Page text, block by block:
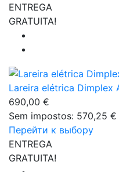
ENTREGA
GRATUITA!
Lareira elétrica Dimplex
690,00 €
Sem impostos: 570,25 €
Перейти к выбору
ENTREGA
GRATUITA!